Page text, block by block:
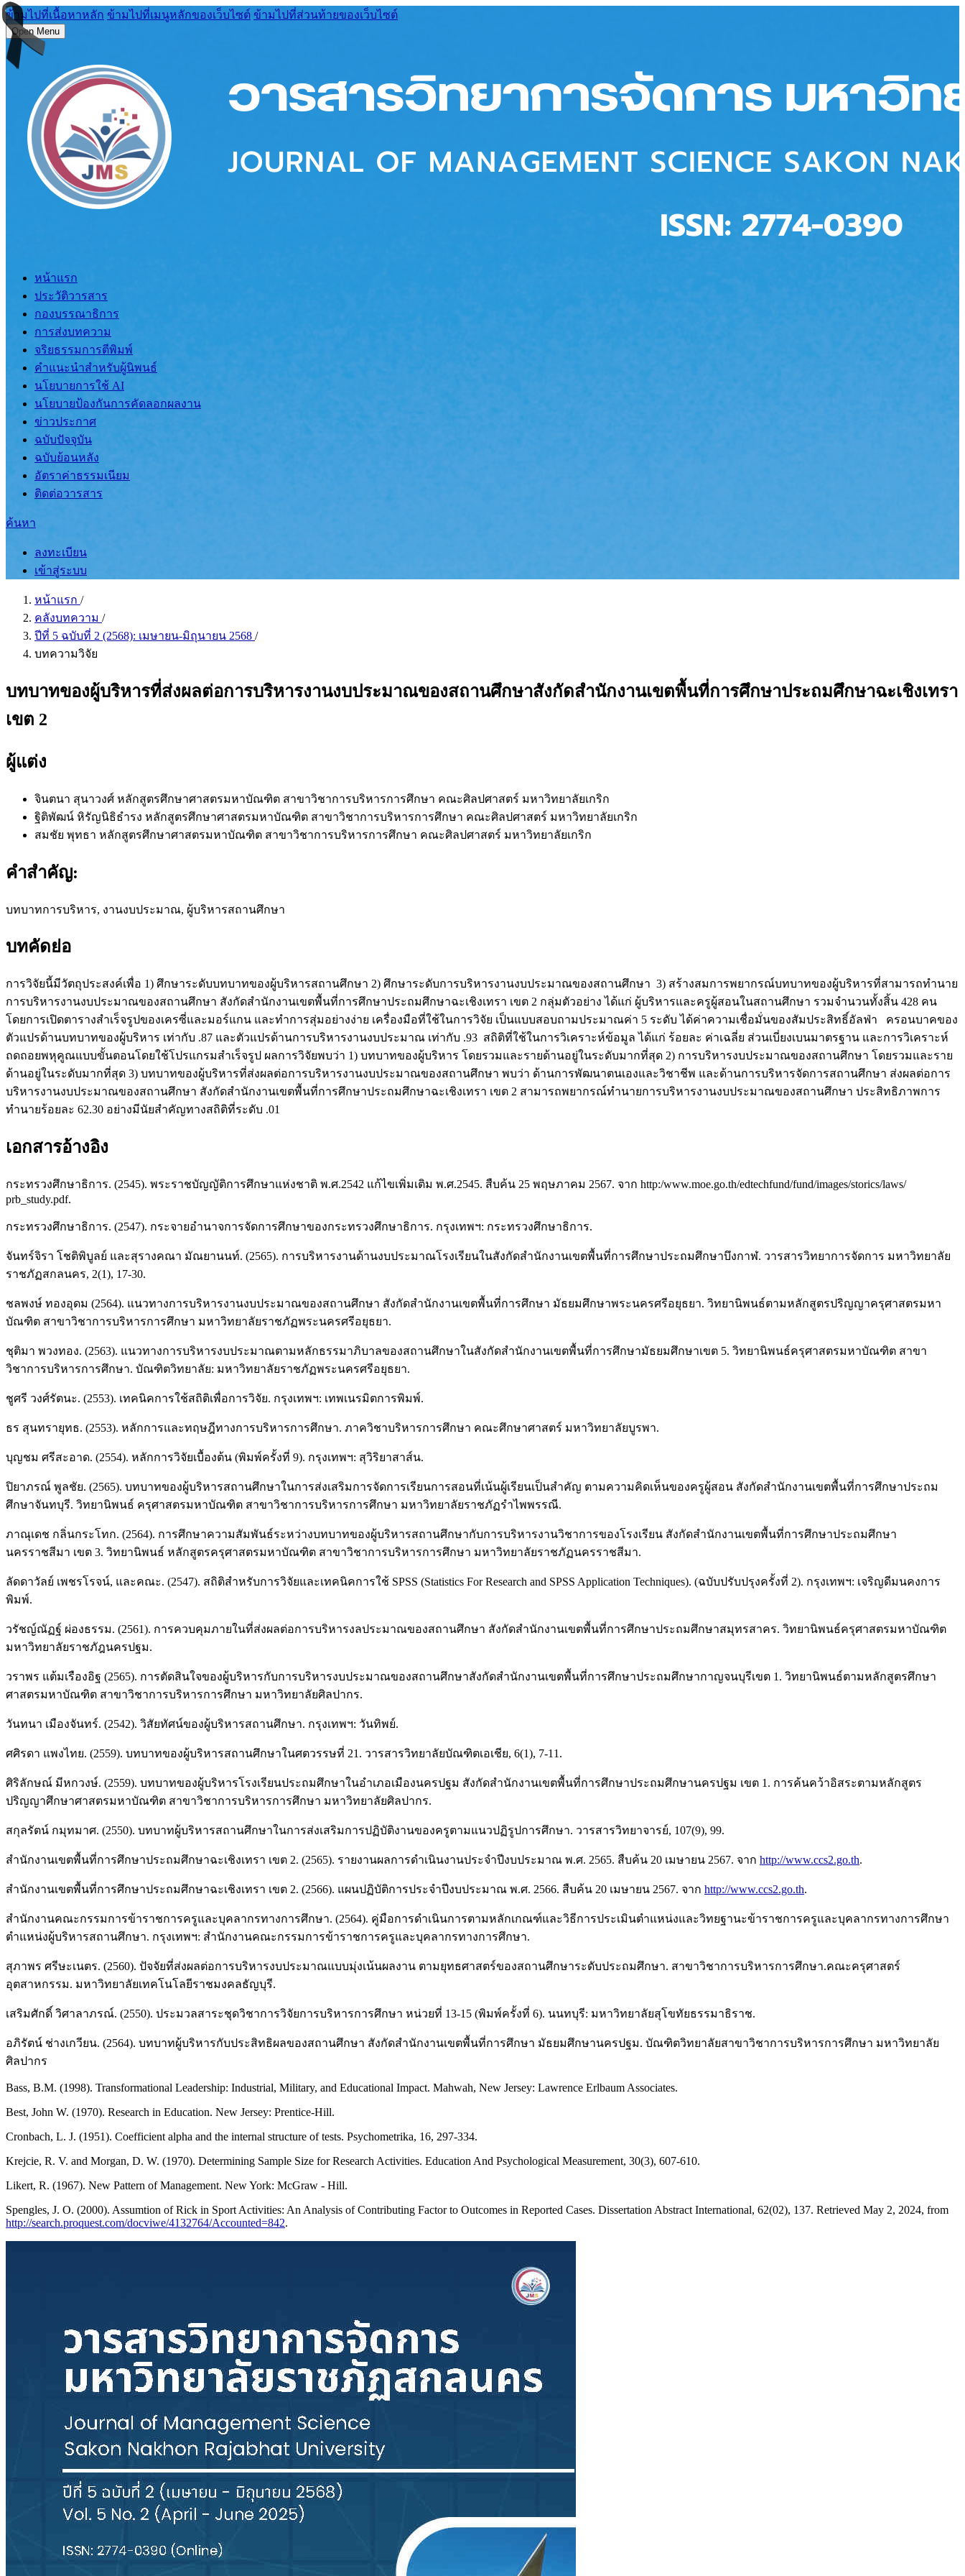
ข้ามไปที่เนื้อหาหลัก ข้ามไปที่เมนูหลักของเว็บไซต์ ข้ามไปที่ส่วนท้ายของเว็บไซต์
Open Menu
หน้าแรก
ประวัติวารสาร
กองบรรณาธิการ
การส่งบทความ
จริยธรรมการตีพิมพ์
คำแนะนำสำหรับผู้นิพนธ์
นโยบายการใช้ AI
นโยบายป้องกันการคัดลอกผลงาน
ข่าวประกาศ
ฉบับปัจจุบัน
ฉบับย้อนหลัง
อัตราค่าธรรมเนียม
ติดต่อวารสาร
ค้นหา
ลงทะเบียน
เข้าสู่ระบบ
หน้าแรก /
คลังบทความ /
ปีที่ 5 ฉบับที่ 2 (2568): เมษายน-มิถุนายน 2568 /
บทความวิจัย
บทบาทของผู้บริหารที่ส่งผลต่อการบริหารงานงบประมาณของสถานศึกษาสังกัดสำนักงานเขตพื้นที่การศึกษาประถมศึกษาฉะเชิงเทรา
เขต 2
ผู้แต่ง
จินตนา สุนาวงศ์ หลักสูตรศึกษาศาสตรมหาบัณฑิต สาขาวิชาการบริหารการศึกษา คณะศิลปศาสตร์ มหาวิทยาลัยเกริก
ฐิติพัฒน์ หิรัญนิธิธำรง หลักสูตรศึกษาศาสตรมหาบัณฑิต สาขาวิชาการบริหารการศึกษา คณะศิลปศาสตร์ มหาวิทยาลัยเกริก
สมชัย พุทธา หลักสูตรศึกษาศาสตรมหาบัณฑิต สาขาวิชาการบริหารการศึกษา คณะศิลปศาสตร์ มหาวิทยาลัยเกริก
คำสำคัญ:
บทบาทการบริหาร, งานงบประมาณ, ผู้บริหารสถานศึกษา
บทคัดย่อ
การวิจัยนี้มีวัตถุประสงค์เพื่อ 1) ศึกษาระดับบทบาทของผู้บริหารสถานศึกษา 2) ศึกษาระดับการบริหารงานงบประมาณของสถานศึกษา 3) สร้างสมการพยากรณ์บทบาทของผู้บริหารที่สามารถทำนาย
การบริหารงานงบประมาณของสถานศึกษา สังกัดสำนักงานเขตพื้นที่การศึกษาประถมศึกษาฉะเชิงเทรา เขต 2 กลุ่มตัวอย่าง ได้แก่ ผู้บริหารและครูผู้สอนในสถานศึกษา รวมจำนวนทั้งสิ้น 428 คน
โดยการเปิดตารางสำเร็จรูปของเครซี่และมอร์แกน และทำการสุ่มอย่างง่าย เครื่องมือที่ใช้ในการวิจัย เป็นแบบสอบถามประมาณค่า 5 ระดับ ได้ค่าความเชื่อมั่นของสัมประสิทธิ์อัลฟ่า ครอนบาคของ
ตัวแปรด้านบทบาทของผู้บริหาร เท่ากับ .87 และตัวแปรด้านการบริหารงานงบประมาณ เท่ากับ .93 สถิติที่ใช้ในการวิเคราะห์ข้อมูล ได้แก่ ร้อยละ ค่าเฉลี่ย ส่วนเบี่ยงเบนมาตรฐาน และการวิเคราะห์
ถดถอยพหุคูณแบบขั้นตอนโดยใช้โปรแกรมสำเร็จรูป ผลการวิจัยพบว่า 1) บทบาทของผู้บริหาร โดยรวมและรายด้านอยู่ในระดับมากที่สุด 2) การบริหารงบประมาณของสถานศึกษา โดยรวมและราย
ด้านอยู่ในระดับมากที่สุด 3) บทบาทของผู้บริหารที่ส่งผลต่อการบริหารงานงบประมาณของสถานศึกษา พบว่า ด้านการพัฒนาตนเองและวิชาชีพ และด้านการบริหารจัดการสถานศึกษา ส่งผลต่อการ
บริหารงานงบประมาณของสถานศึกษา สังกัดสำนักงานเขตพื้นที่การศึกษาประถมศึกษาฉะเชิงเทรา เขต 2 สามารถพยากรณ์ทำนายการบริหารงานงบประมาณของสถานศึกษา ประสิทธิภาพการ
ทำนายร้อยละ 62.30 อย่างมีนัยสำคัญทางสถิติที่ระดับ .01
เอกสารอ้างอิง
กระทรวงศึกษาธิการ. (2545). พระราชบัญญัติการศึกษาแห่งชาติ พ.ศ.2542 แก้ไขเพิ่มเติม พ.ศ.2545. สืบค้น 25 พฤษภาคม 2567. จาก http:/www.moe.go.th/edtechfund/fund/images/storics/laws/
prb_study.pdf.
กระทรวงศึกษาธิการ. (2547). กระจายอํานาจการจัดการศึกษาของกระทรวงศึกษาธิการ. กรุงเทพฯ: กระทรวงศึกษาธิการ.
จันทร์จิรา โชติพิบูลย์ และสุรางคณา มัณยานนท์. (2565). การบริหารงานด้านงบประมาณโรงเรียนในสังกัดสำนักงานเขตพื้นที่การศึกษาประถมศึกษาบึงกาฬ. วารสารวิทยาการจัดการ มหาวิทยาลัย
ราชภัฏสกลนคร, 2(1), 17-30.
ชลพงษ์ ทองอุดม (2564). แนวทางการบริหารงานงบประมาณของสถานศึกษา สังกัดสำนักงานเขตพื้นที่การศึกษา มัธยมศึกษาพระนครศรีอยุธยา. วิทยานิพนธ์ตามหลักสูตรปริญญาครุศาสตรมหา
บัณฑิต สาขาวิชาการบริหารการศึกษา มหาวิทยาลัยราชภัฏพระนครศรีอยุธยา.
ชุติมา พวงทอง. (2563). แนวทางการบริหารงบประมาณตามหลักธรรมาภิบาลของสถานศึกษาในสังกัดสำนักงานเขตพื้นที่การศึกษามัธยมศึกษาเขต 5. วิทยานิพนธ์ครุศาสตรมหาบัณฑิต สาขา
วิชาการบริหารการศึกษา. บัณฑิตวิทยาลัย: มหาวิทยาลัยราชภัฏพระนครศรีอยุธยา.
ชูศรี วงศ์รัตนะ. (2553). เทคนิคการใช้สถิติเพื่อการวิจัย. กรุงเทพฯ: เทพเนรมิตการพิมพ์.
ธร สุนทรายุทธ. (2553). หลักการและทฤษฎีทางการบริหารการศึกษา. ภาควิชาบริหารการศึกษา คณะศึกษาศาสตร์ มหาวิทยาลัยบูรพา.
บุญชม ศรีสะอาด. (2554). หลักการวิจัยเบื้องต้น (พิมพ์ครั้งที่ 9). กรุงเทพฯ: สุวิริยาสาส์น.
ปิยาภรณ์ พูลชัย. (2565). บทบาทของผู้บริหารสถานศึกษาในการส่งเสริมการจัดการเรียนการสอนที่เน้นผู้เรียนเป็นสำคัญ ตามความคิดเห็นของครูผู้สอน สังกัดสำนักงานเขตพื้นที่การศึกษาประถม
ศึกษาจันทบุรี. วิทยานิพนธ์ ครุศาสตรมหาบัณฑิต สาขาวิชาการบริหารการศึกษา มหาวิทยาลัยราชภัฏรำไพพรรณี.
ภาณุเดช กลิ่นกระโทก. (2564). การศึกษาความสัมพันธ์ระหว่างบทบาทของผู้บริหารสถานศึกษากับการบริหารงานวิชาการของโรงเรียน สังกัดสำนักงานเขตพื้นที่การศึกษาประถมศึกษา
นครราชสีมา เขต 3. วิทยานิพนธ์ หลักสูตรครุศาสตรมหาบัณฑิต สาขาวิชาการบริหารการศึกษา มหาวิทยาลัยราชภัฏนครราชสีมา.
ลัดดาวัลย์ เพชรโรจน์, และคณะ. (2547). สถิติสําหรับการวิจัยและเทคนิคการใช้ SPSS (Statistics For Research and SPSS Application Techniques). (ฉบับปรับปรุงครั้งที่ 2). กรุงเทพฯ: เจริญดีมนคงการ
พิมพ์.
วรัชญ์ณัฏฐ์ ผ่องธรรม. (2561). การควบคุมภายในที่ส่งผลต่อการบริหารงลประมาณของสถานศึกษา สังกัดสำนักงานเขตพื้นที่การศึกษาประถมศึกษาสมุทรสาคร. วิทยานิพนธ์ครุศาสตรมหาบัณฑิต
มหาวิทยาลัยราชภัฎนครปฐม.
วราพร แต้มเรืองอิฐ (2565). การตัดสินใจของผู้บริหารกับการบริหารงบประมาณของสถานศึกษาสังกัดสำนักงานเขตพื้นที่การศึกษาประถมศึกษากาญจนบุรีเขต 1. วิทยานิพนธ์ตามหลักสูตรศึกษา
ศาสตรมหาบัณฑิต สาขาวิชาการบริหารการศึกษา มหาวิทยาลัยศิลปากร.
วันทนา เมืองจันทร์. (2542). วิสัยทัศน์ของผู้บริหารสถานศึกษา. กรุงเทพฯ: วันทิพย์.
ศศิรดา แพงไทย. (2559). บทบาทของผู้บริหารสถานศึกษาในศตวรรษที่ 21. วารสารวิทยาลัยบัณฑิตเอเชีย, 6(1), 7-11.
ศิริลักษณ์ มีหกวงษ์. (2559). บทบาทของผู้บริหารโรงเรียนประถมศึกษาในอำเภอเมืองนครปฐม สังกัดสำนักงานเขตพื้นที่การศึกษาประถมศึกษานครปฐม เขต 1. การค้นคว้าอิสระตามหลักสูตร
ปริญญาศึกษาศาสตรมหาบัณฑิต สาขาวิชาการบริหารการศึกษา มหาวิทยาลัยศิลปากร.
สกุลรัตน์ กมุทมาศ. (2550). บทบาทผู้บริหารสถานศึกษาในการส่งเสริมการปฏิบัติงานของครูตามแนวปฏิรูปการศึกษา. วารสารวิทยาจารย์, 107(9), 99.
สำนักงานเขตพื้นที่การศึกษาประถมศึกษาฉะเชิงเทรา เขต 2. (2565). รายงานผลการดำเนินงานประจำปีงบประมาณ พ.ศ. 2565. สืบค้น 20 เมษายน 2567. จาก http://www.ccs2.go.th.
สำนักงานเขตพื้นที่การศึกษาประถมศึกษาฉะเชิงเทรา เขต 2. (2566). แผนปฏิบัติการประจำปีงบประมาณ พ.ศ. 2566. สืบค้น 20 เมษายน 2567. จาก http://www.ccs2.go.th.
สำนักงานคณะกรรมการข้าราชการครูและบุคลากรทางการศึกษา. (2564). คู่มือการดำเนินการตามหลักเกณฑ์และวิธีการประเมินตำแหน่งและวิทยฐานะข้าราชการครูและบุคลากรทางการศึกษา
ตำแหน่งผู้บริหารสถานศึกษา. กรุงเทพฯ: สำนักงานคณะกรรมการข้าราชการครูและบุคลากรทางการศึกษา.
สุภาพร ศรีษะเนตร. (2560). ปัจจัยที่ส่งผลต่อการบริหารงบประมาณแบบมุ่งเน้นผลงาน ตามยุทธศาสตร์ของสถานศึกษาระดับประถมศึกษา. สาขาวิชาการบริหารการศึกษา.คณะครุศาสตร์
อุตสาหกรรม. มหาวิทยาลัยเทคโนโลยีราชมงคลธัญบุรี.
เสริมศักดิ์ วิศาลาภรณ์. (2550). ประมวลสาระชุดวิชาการวิจัยการบริหารการศึกษา หน่วยที่ 13-15 (พิมพ์ครั้งที่ 6). นนทบุรี: มหาวิทยาลัยสุโขทัยธรรมาธิราช.
อภิรัตน์ ช่างเกวียน. (2564). บทบาทผู้บริหารกับประสิทธิผลของสถานศึกษา สังกัดสำนักงานเขตพื้นที่การศึกษา มัธยมศึกษานครปฐม. บัณฑิตวิทยาลัยสาขาวิชาการบริหารการศึกษา มหาวิทยาลัย
ศิลปากร
Bass, B.M. (1998). Transformational Leadership: Industrial, Military, and Educational Impact. Mahwah, New Jersey: Lawrence Erlbaum Associates.
Best, John W. (1970). Research in Education. New Jersey: Prentice-Hill.
Cronbach, L. J. (1951). Coefficient alpha and the internal structure of tests. Psychometrika, 16, 297-334.
Krejcie, R. V. and Morgan, D. W. (1970). Determining Sample Size for Research Activities. Education And Psychological Measurement, 30(3), 607-610.
Likert, R. (1967). New Pattern of Management. New York: McGraw - Hill.
Spengles, J. O. (2000). Assumtion of Rick in Sport Activities: An Analysis of Contributing Factor to Outcomes in Reported Cases. Dissertation Abstract International, 62(02), 137. Retrieved May 2, 2024, from
http://search.proquest.com/docviwe/4132764/Accounted=842.